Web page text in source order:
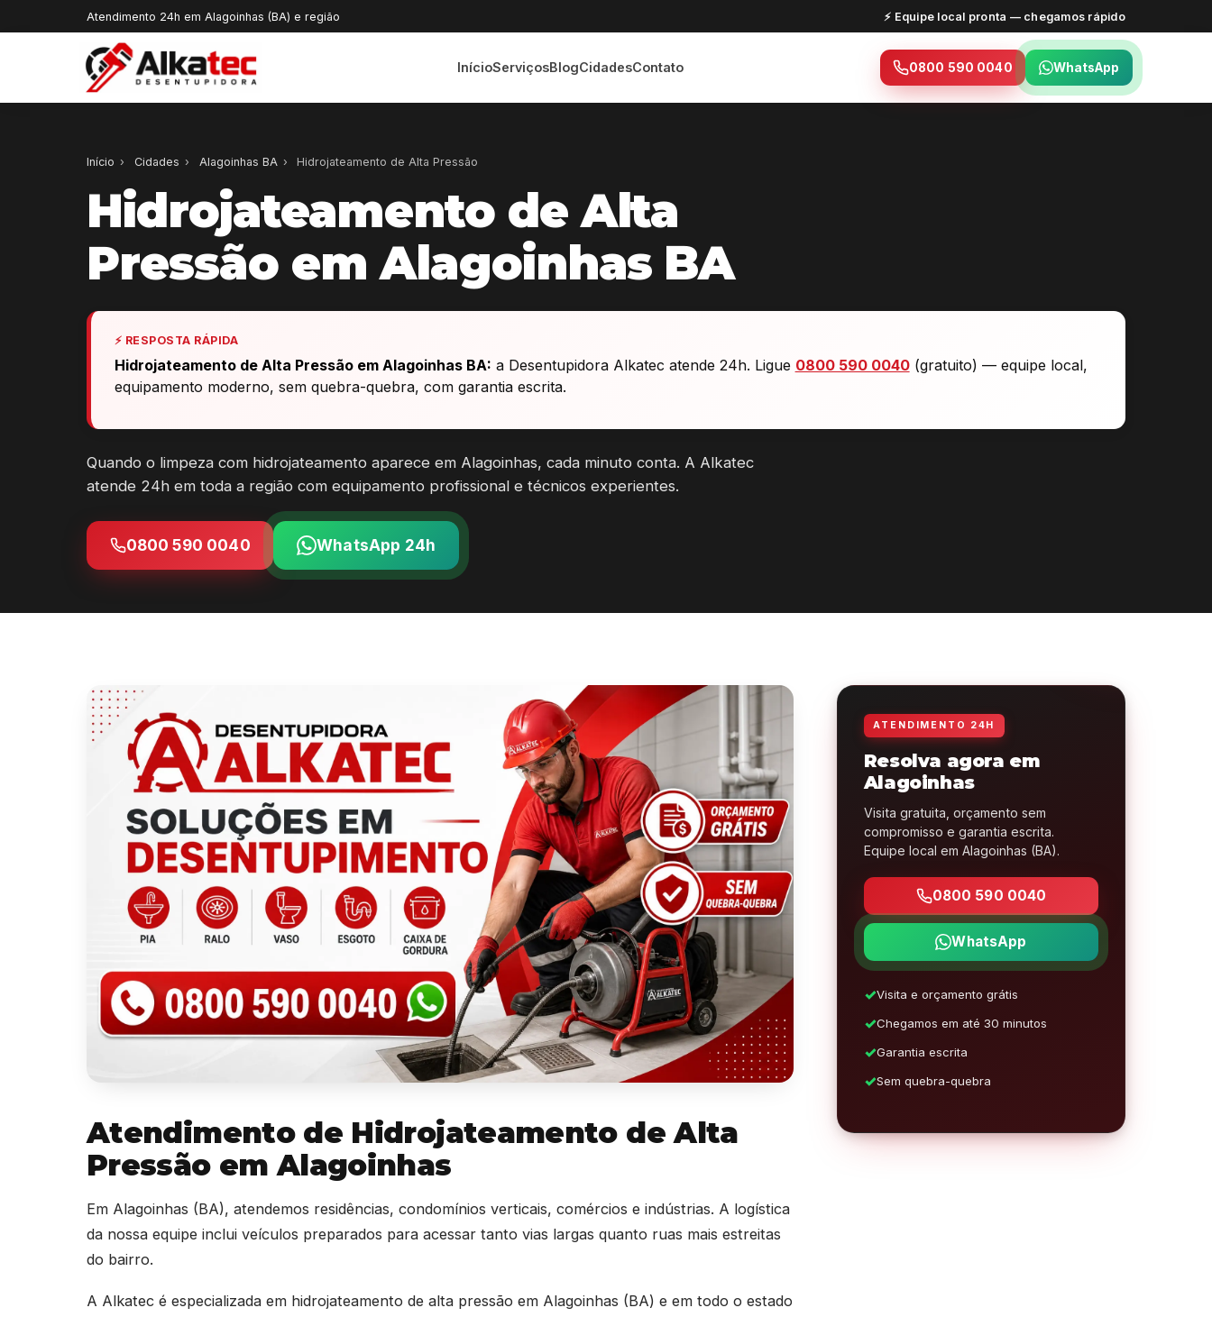
Atendimento 24h em Alagoinhas (BA) e região ⚡ Equipe local pronta — chegamos rápido
InícioServiçosBlogCidadesContato 0800 590 0040 WhatsApp
Início › Cidades › Alagoinhas BA › Hidrojateamento de Alta Pressão
Hidrojateamento de Alta
Pressão em Alagoinhas BA
⚡ RESPOSTA RÁPIDA
Hidrojateamento de Alta Pressão em Alagoinhas BA: a Desentupidora Alkatec atende 24h. Ligue 0800 590 0040(gratuito) — equipe local,
equipamento moderno, sem quebra-quebra, com garantia escrita.
Quando o limpeza com hidrojateamento aparece em Alagoinhas, cada minuto conta. A Alkatec
atende 24h em toda a região com equipamento profissional e técnicos experientes.
0800 590 0040 WhatsApp 24h
Atendimento de Hidrojateamento de Alta
Pressão em Alagoinhas
Em Alagoinhas (BA), atendemos residências, condomínios verticais, comércios e indústrias. A logística
da nossa equipe inclui veículos preparados para acessar tanto vias largas quanto ruas mais estreitas
do bairro.
A Alkatec é especializada em hidrojateamento de alta pressão em Alagoinhas (BA) e em todo o estado
ATENDIMENTO 24H
Resolva agora em
Alagoinhas
Visita gratuita, orçamento sem
compromisso e garantia escrita.
Equipe local em Alagoinhas (BA).
0800 590 0040
WhatsApp
Visita e orçamento grátis
Chegamos em até 30 minutos
Garantia escrita
Sem quebra-quebra